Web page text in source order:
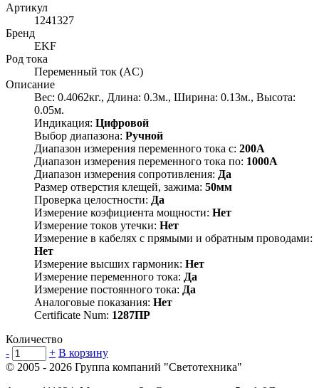
Артикул
1241327
Бренд
EKF
Род тока
Переменный ток (AC)
Описание
Вес: 0.4062кг., Длина: 0.3м., Ширина: 0.13м., Высота:
0.05м.
Индикация: Цифровой
Выбор диапазона: Ручной
Диапазон измерения переменного тока с: 200А
Диапазон измерения переменного тока по: 1000А
Диапазон измерения сопротивления: Да
Размер отверстия клещей, зажима: 50мм
Проверка целостности: Да
Измерение коэфициента мощности: Нет
Измерение токов утечки: Нет
Измерение в кабелях с прямыми и обратным проводами:
Нет
Измерение высших гармоник: Нет
Измерение переменного тока: Да
Измерение постоянного тока: Да
Аналоговые показания: Нет
Certificate Num: 1287ПР
Количество
-
+ В корзину
© 2005 - 2026 Группа компаний "Светотехника"